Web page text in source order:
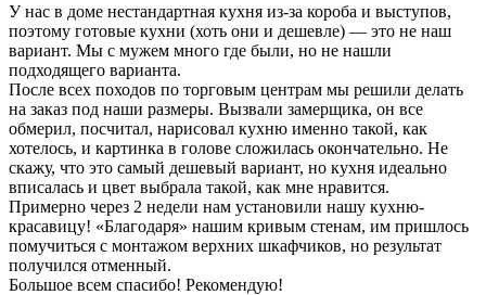
У нас в доме нестандартная кухня из-за короба и выступов,
поэтому готовые кухни (хоть они и дешевле) — это не наш
вариант. Мы с мужем много где были, но не нашли
подходящего варианта.
После всех походов по торговым центрам мы решили делать
на заказ под наши размеры. Вызвали замерщика, он все
обмерил, посчитал, нарисовал кухню именно такой, как
хотелось, и картинка в голове сложилась окончательно. Не
скажу, что это самый дешевый вариант, но кухня идеально
вписалась и цвет выбрала такой, как мне нравится.
Примерно через 2 недели нам установили нашу кухню-
красавицу! «Благодаря» нашим кривым стенам, им пришлось
помучиться с монтажом верхних шкафчиков, но результат
получился отменный.
Большое всем спасибо! Рекомендую!